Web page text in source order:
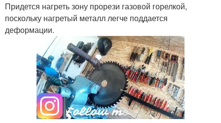
Придется нагреть зону прорези газовой горелкой,
поскольку нагретый металл легче поддается
деформации.